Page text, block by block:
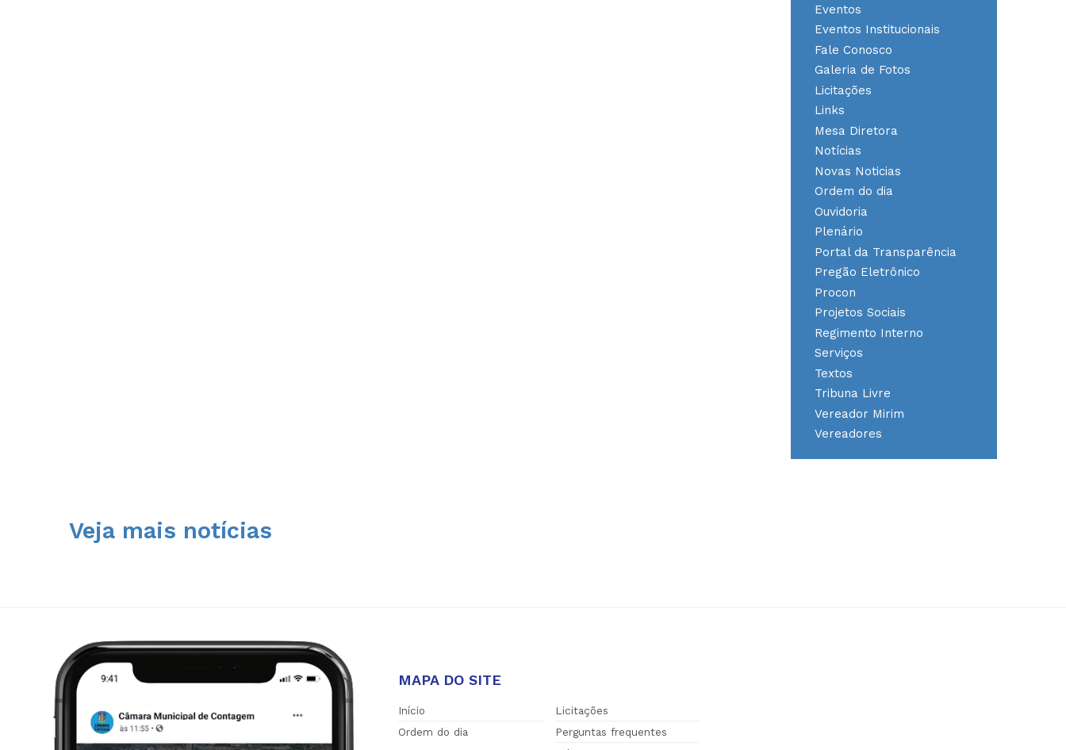
Eventos
Eventos Institucionais
Fale Conosco
Galeria de Fotos
Licitações
Links
Mesa Diretora
Notícias
Novas Noticias
Ordem do dia
Ouvidoria
Plenário
Portal da Transparência
Pregão Eletrônico
Procon
Projetos Sociais
Regimento Interno
Serviços
Textos
Tribuna Livre
Vereador Mirim
Vereadores
Veja mais notícias
MAPA DO SITE
Início
Ordem do dia
Licitações
Perguntas frequentes